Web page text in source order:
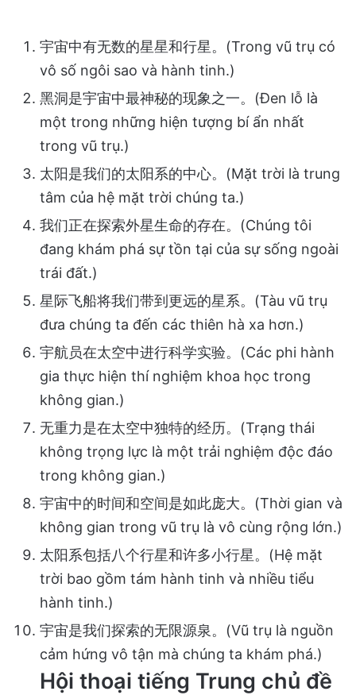
宇宙中有无数的星星和行星。(Trong vũ trụ có
vô số ngôi sao và hành tinh.)
黑洞是宇宙中最神秘的现象之一。(Đen lỗ là
một trong những hiện tượng bí ẩn nhất
trong vũ trụ.)
太阳是我们的太阳系的中心。(Mặt trời là trung
tâm của hệ mặt trời chúng ta.)
我们正在探索外星生命的存在。(Chúng tôi
đang khám phá sự tồn tại của sự sống ngoài
trái đất.)
星际飞船将我们带到更远的星系。(Tàu vũ trụ
đưa chúng ta đến các thiên hà xa hơn.)
宇航员在太空中进行科学实验。(Các phi hành
gia thực hiện thí nghiệm khoa học trong
không gian.)
无重力是在太空中独特的经历。(Trạng thái
không trọng lực là một trải nghiệm độc đáo
trong không gian.)
宇宙中的时间和空间是如此庞大。(Thời gian và
không gian trong vũ trụ là vô cùng rộng lớn.)
太阳系包括八个行星和许多小行星。(Hệ mặt
trời bao gồm tám hành tinh và nhiều tiểu
hành tinh.)
宇宙是我们探索的无限源泉。(Vũ trụ là nguồn
cảm hứng vô tận mà chúng ta khám phá.)
Hội thoại tiếng Trung chủ đề